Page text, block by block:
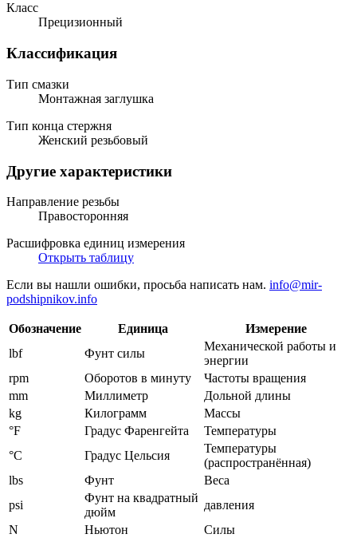
Класс
Прецизионный
Классификация
Тип смазки
Монтажная заглушка
Тип конца стержня
Женский резьбовый
Другие характеристики
Направление резьбы
Правосторонняя
Расшифровка единиц измерения
Открыть таблицу
Если вы нашли ошибки, просьба написать нам. info@mir-
podshipnikov.info
Обозначение Единица
Измерение
lbf
Фунт силы
Механической работы и
энергии
rpm
Оборотов в минуту
Частоты вращения
mm
Миллиметр
Дольной длины
kg
Килограмм
Массы
°F
Градус Фаренгейта
Температуры
°C
Градус Цельсия
Температуры
(распространённая)
lbs
Фунт
Веса
psi
Фунт на квадратный
дюйм
давления
N
Ньютон Силы